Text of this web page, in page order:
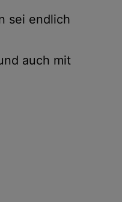
sei endlich
auch mit